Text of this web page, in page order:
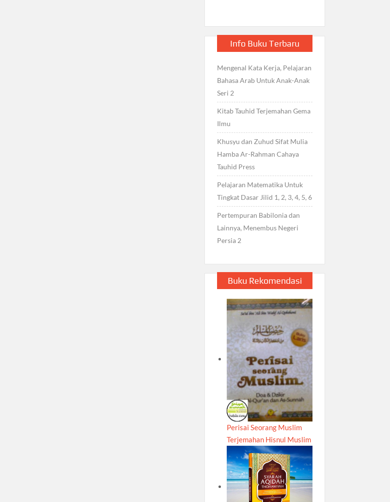
Info Buku Terbaru
Mengenal Kata Kerja, Pelajaran
Bahasa Arab Untuk Anak-Anak
Seri 2
Kitab Tauhid Terjemahan Gema
Ilmu
Khusyu dan Zuhud Sifat Mulia
Hamba Ar-Rahman Cahaya
Tauhid Press
Pelajaran Matematika Untuk
Tingkat Dasar Jilid 1, 2, 3, 4, 5, 6
Pertempuran Babilonia dan
Lainnya, Menembus Negeri
Persia 2
Buku Rekomendasi
Perisai Seorang Muslim
Terjemahan Hisnul Muslim